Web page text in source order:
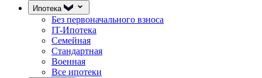
Ипотека
Без первоначального взноса
IT-Ипотека
Семейная
Стандартная
Военная
Все ипотеки